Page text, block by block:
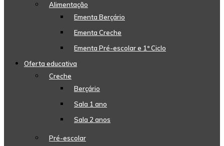
Alimentação
Ementa Berçário
Ementa Creche
Ementa Pré-escolar e 1º Ciclo
Oferta educativa
Creche
Berçário
Sala 1 ano
Sala 2 anos
Pré-escolar